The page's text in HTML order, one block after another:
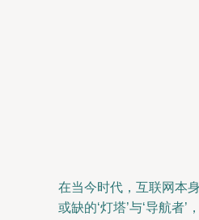
在当今时代，互联网本
或缺的‘灯塔’与‘导航